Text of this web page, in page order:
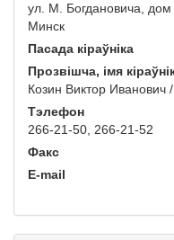
ул. М. Богдановича,
Минск
Пасада кіраўніка
Прозвішча, імя
Козин Виктор
Тэлефон
266-21-50, 266-21-52
Факс
E-mail